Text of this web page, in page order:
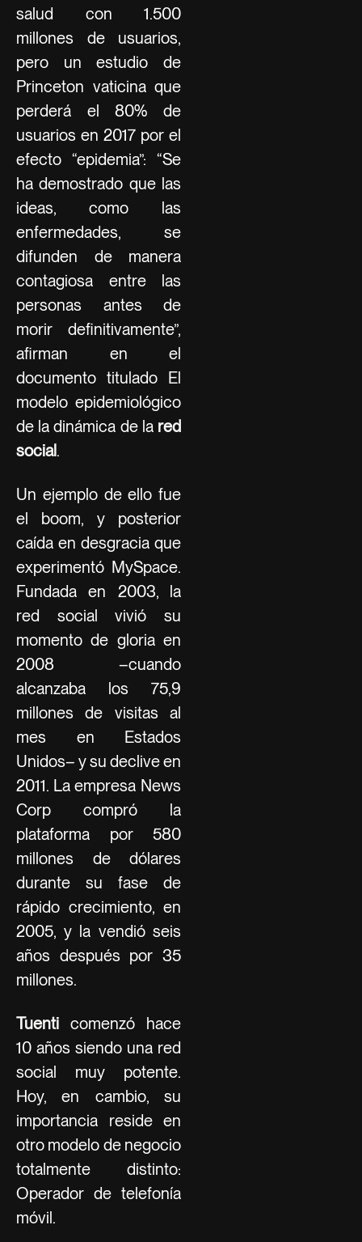
salud con 1.500
millones de usuarios,
pero un estudio de
Princeton vaticina que
perderá el 80% de
usuarios en 2017 por el
efecto “epidemia”: “Se
ha demostrado que las
ideas, como las
enfermedades, se
difunden de manera
contagiosa entre las
personas antes de
morir definitivamente”,
afirman en el
documento titulado El
modelo epidemiológico
de la dinámica de la red
social.
Un ejemplo de ello fue
el boom, y posterior
caída en desgracia que
experimentó MySpace.
Fundada en 2003, la
red social vivió su
momento de gloria en
2008 –cuando
alcanzaba los 75,9
millones de visitas al
mes en Estados
Unidos– y su declive en
2011. La empresa News
Corp compró la
plataforma por 580
millones de dólares
durante su fase de
rápido crecimiento, en
2005, y la vendió seis
años después por 35
millones.
Tuenti comenzó hace
10 años siendo una red
social muy potente.
Hoy, en cambio, su
importancia reside en
otro modelo de negocio
totalmente distinto:
Operador de telefonía
móvil.